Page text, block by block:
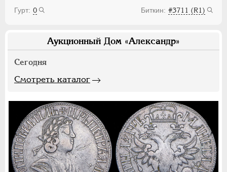
0
#3711 (R1)
Аукционный Дом «Александр»
Сегодня
Смотреть каталог